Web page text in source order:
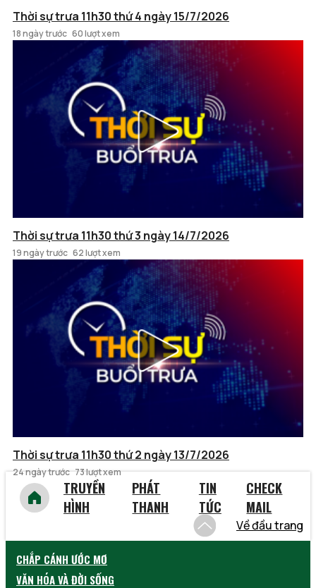
Thời sự trưa 11h30 thứ 4 ngày 15/7/2026
18 ngày trước 60 lượt xem
Thời sự trưa 11h30 thứ 3 ngày 14/7/2026
19 ngày trước 62 lượt xem
Thời sự trưa 11h30 thứ 2 ngày 13/7/2026
24 ngày trước 73 lượt xem
TRUYỀN
HÌNH
PHÁT
THANH
TIN
TỨC
CHECK
MAIL
Về đầu trang
CHẮP CÁNH ƯỚC MƠ
VĂN HÓA VÀ ĐỜI SỐNG